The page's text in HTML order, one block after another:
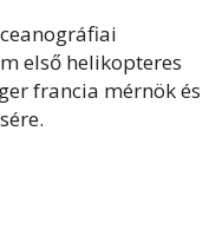
első helikopteres
francia mérnök és